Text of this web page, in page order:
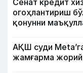
огоҳлантириш
қонунни
АҚШ суди
жамғарма